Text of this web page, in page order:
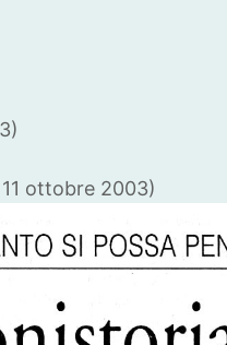
ottobre 2003)